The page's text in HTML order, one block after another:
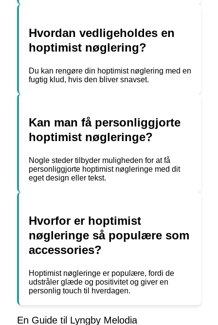
Hvordan vedligeholdes en
hoptimist nøglering?
Du kan rengøre din hoptimist nøglering med en
fugtig klud, hvis den bliver snavset.
Kan man få personliggjorte
hoptimist nøgleringe?
Nogle steder tilbyder muligheden for at få
personliggjorte hoptimist nøgleringe med dit
eget design eller tekst.
Hvorfor er hoptimist
nøgleringe så populære som
accessories?
Hoptimist nøgleringe er populære, fordi de
udstråler glæde og positivitet og giver en
personlig touch til hverdagen.
En Guide til Lyngby Melodia